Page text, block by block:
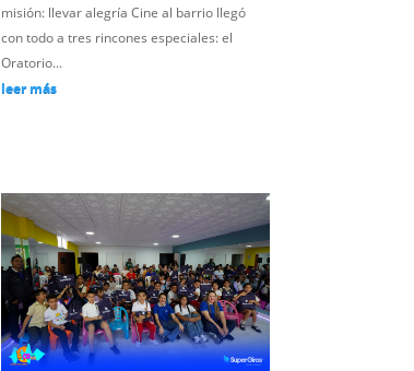
misión: llevar alegría Cine al barrio llegó
con todo a tres rincones especiales: el
Oratorio...
leer más